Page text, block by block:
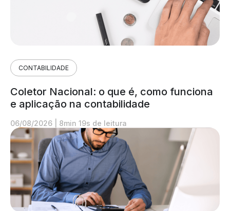
CONTABILIDADE
Coletor Nacional: o que é, como funciona
e aplicação na contabilidade
06/08/2026 8min 19s de leitura